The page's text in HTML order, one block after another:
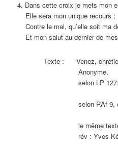
4. Dans cette croix je mets mon
Elle sera mon unique recours ;
Contre le mal, qu’elle soit ma
Et mon salut au dernier de
(sur la
Texte : Venez, chrétiens,
Anonyme,
selon LP 127:
sans
selon RAf 9, cette
est mise
le même texte dans
rév : Yves Kéler